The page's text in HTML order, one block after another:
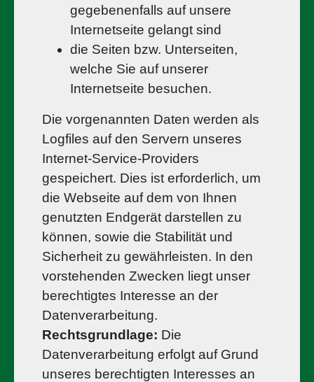
gegebenenfalls auf unsere
Internetseite gelangt sind
die Seiten bzw. Unterseiten,
welche Sie auf unserer
Internetseite besuchen.
Die vorgenannten Daten werden als
Logfiles auf den Servern unseres
Internet-Service-Providers
gespeichert. Dies ist erforderlich, um
die Webseite auf dem von Ihnen
genutzten Endgerät darstellen zu
können, sowie die Stabilität und
Sicherheit zu gewährleisten. In den
vorstehenden Zwecken liegt unser
berechtigtes Interesse an der
Datenverarbeitung.
Rechtsgrundlage: Die
Datenverarbeitung erfolgt auf Grund
unseres berechtigten Interesses an